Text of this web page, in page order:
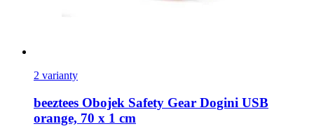
2 varianty
beeztees Obojek Safety Gear Dogini USB
orange, 70 x 1 cm